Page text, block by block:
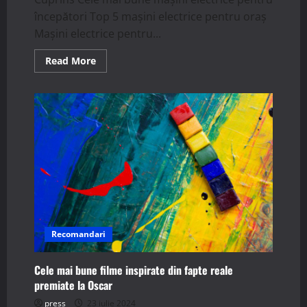
începători Top 5 mașini electrice pentru oraș
Mașini electrice pentru...
Read MoreRead
more
mai
bune
mașini
electrice
pentru
diverse
nevoi
Recomandari
Cele mai bune filme inspirate din fapte reale
premiate la Oscar
press 23 iulie 2024